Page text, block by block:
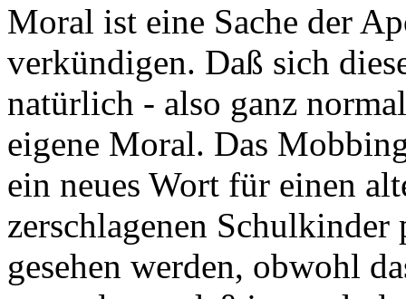
Moral ist eine Sache der
verkündigen. Daß sich
natürlich - also ganz
eigene Moral. Das
ein neues Wort für einen
zerschlagenen
gesehen werden, obwohl